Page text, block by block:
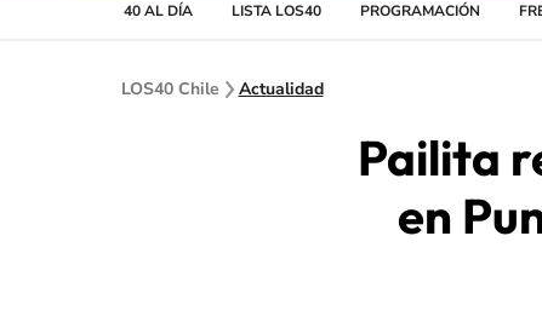
40 AL DÍA LISTA LOS40 PROGRAMACIÓN
LOS40 Chile Actualidad
Pailita
en